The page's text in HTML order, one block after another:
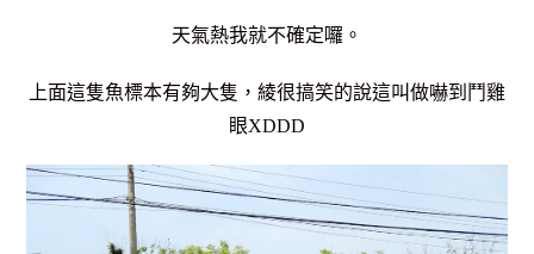
天氣熱我就不確定囉。
上面這隻魚標本有夠大隻，綾很搞笑的說這叫做嚇到鬥雞
眼XDDD